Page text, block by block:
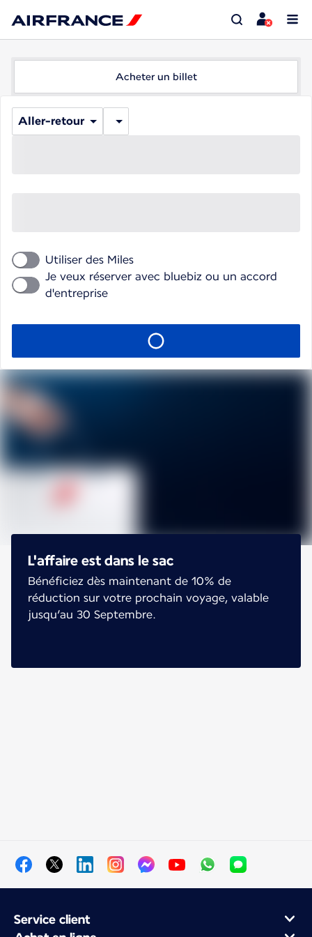
Acheter un billet
Aller-retour
Utiliser des Miles
Je veux réserver avec bluebiz ou un accord
d'entreprise
L'affaire est dans le sac
Bénéficiez dès maintenant de 10% de
réduction sur votre prochain voyage, valable
jusqu’au 30 Septembre.
Service client